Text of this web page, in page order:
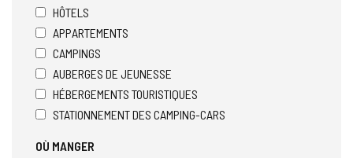
HÔTELS
APPARTEMENTS
CAMPINGS
AUBERGES DE JEUNESSE
HÉBERGEMENTS TOURISTIQUES
STATIONNEMENT DES CAMPING-CARS
OÙ MANGER